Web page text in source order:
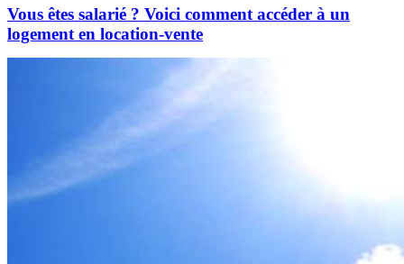
Vous êtes salarié ? Voici comment accéder à un
logement en location-vente